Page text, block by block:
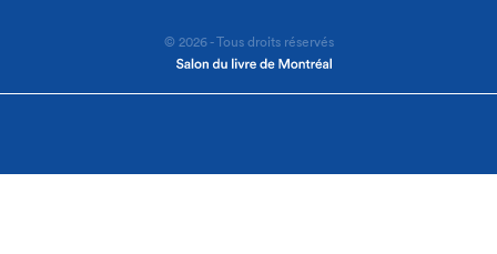
© 2026 - Tous droits réservés